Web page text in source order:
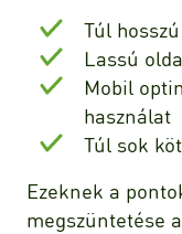
Túl
Lassú
Mobil
használat
Túl sok
Ezeknek a
megszüntetése